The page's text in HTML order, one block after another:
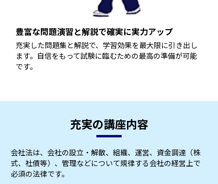
豊富な問題演習と解説で確実に実力アップ
充実した問題集と解説で、学習効果を最大限に引き出し
ます。自信をもって試験に臨むための最高の準備が可能
です。
充実の講座内容
会社法は、会社の設立・解散、組織、運営、資金調達（株
式、社債等）、管理などについて規律する会社の経営上で
必須の法律です。